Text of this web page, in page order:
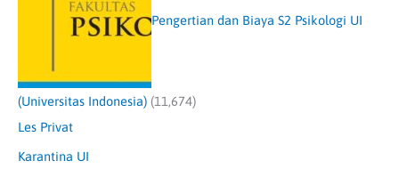
Pengertian dan Biaya S2 Psikologi UI
(Universitas Indonesia) (11,674)
Les Privat
Karantina UI